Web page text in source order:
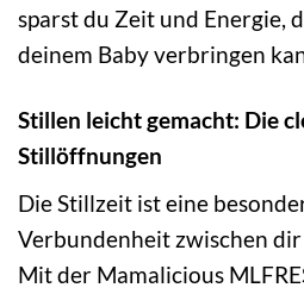
sparst du Zeit und Energie,
deinem Baby verbringen
Stillen leicht gemacht: Die
Stillöffnungen
Die Stillzeit ist eine
Verbundenheit zwischen dir
Mit der Mamalicious